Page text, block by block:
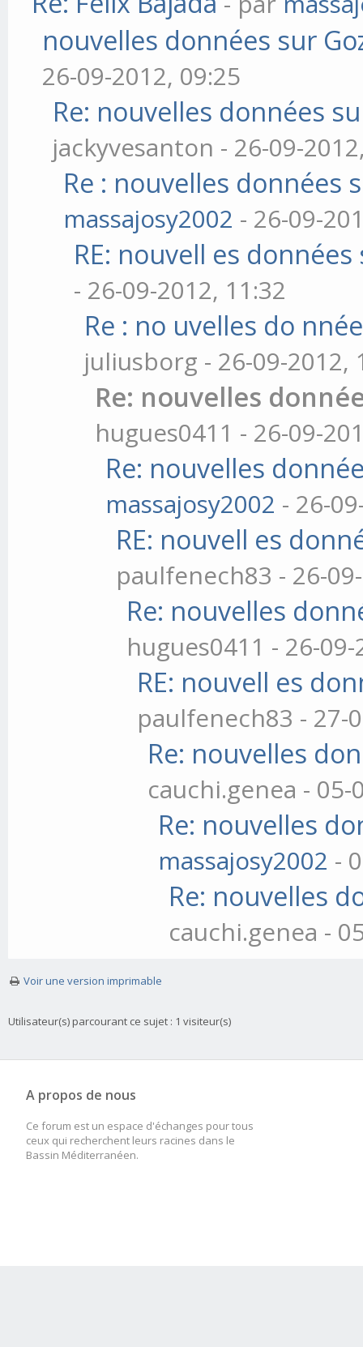
nouvelles données sur
26-09-2012, 09:25
Re: nouvelles données
jackyvesanton - 26-09-
Re : nouvelles données
massajosy2002 - 26-09-
RE: nouvell es
- 26-09-2012, 11:32
Re : no uvelles do
juliusborg - 26-09-2012,
Re: nouvelles
hugues0411 - 26-09-
Re: nouvelles
massajosy2002 - 26-
RE: nouvell es
paulfenech83 - 26-
Re: nouvelles
hugues0411 - 26-
RE: nouvell es
paulfenech83 - 27-
Re: nouvelles
cauchi.genea - 05-
Re: nouvelles
massajosy2002 -
Re: nouvelles
cauchi.genea -
Voir une version imprimable
Utilisateur(s) parcourant ce sujet : 1 visiteur(s)
A propos de nous
Ce forum est un espace d'échanges pour tous
ceux qui recherchent leurs racines dans le
Bassin Méditerranéen.